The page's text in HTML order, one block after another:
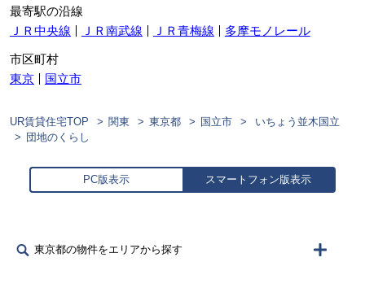
最寄駅の沿線
ＪＲ中央線
ＪＲ南武線 ＪＲ青梅線 多摩モノレール
市区町村
東京
国立市
UR賃貸住宅TOP 関東 東京都 国立市
いちょう並木国立
団地のくらし
PC版表示 スマートフォン版表示
東京都の物件をエリアから探す